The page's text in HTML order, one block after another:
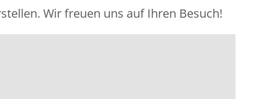
Wir freuen uns auf Ihren Besuch!